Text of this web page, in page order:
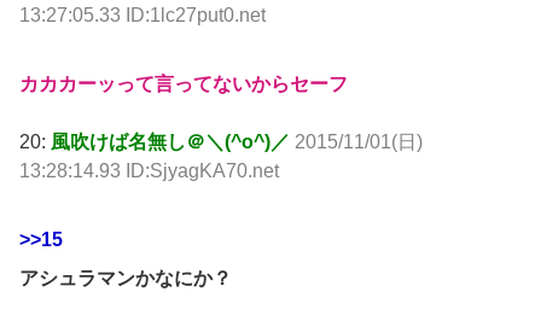
13:27:05.33 ID:1lc27put0.net
カカカーッって言ってないからセーフ
20: 風吹けば名無し＠＼(^o^)／ 2015/11/01(日)
13:28:14.93 ID:SjyagKA70.net
>>15
アシュラマンかなにか？